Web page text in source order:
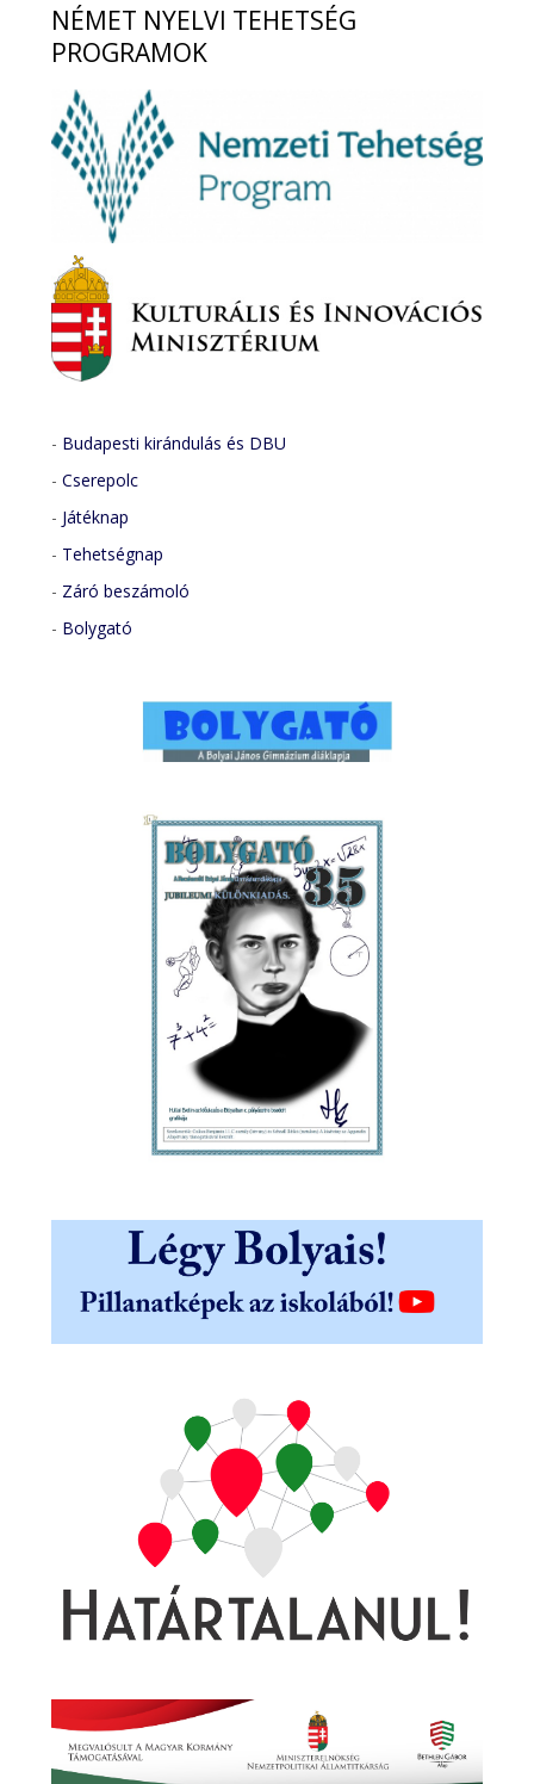
NÉMET NYELVI TEHETSÉG
PROGRAMOK
- Budapesti kirándulás és DBU
-Cserepolc
- Játéknap
- Tehetségnap
- Záró beszámoló
- Bolygató